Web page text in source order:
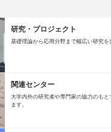
研究・プロジェクト
基礎理論から応用分野まで幅広い研究を
関連センター
大学内外の研究者や専門家の協力のもと
ます。